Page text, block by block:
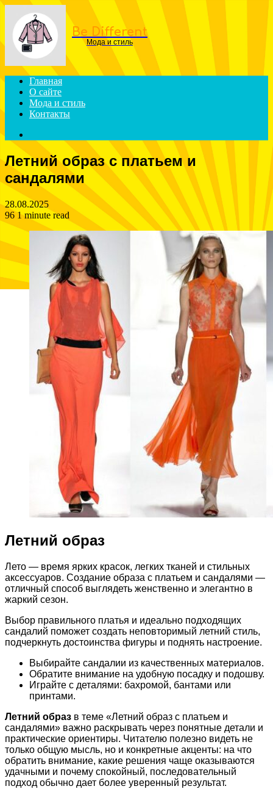
Menu
Be Different
Мода и стиль
Главная
О сайте
Мода и стиль
Контакты
for
Летний образ с платьем и
сандалями
28.08.2025
961 minute read
Летний образ
Лето — время ярких красок, легких тканей и стильных
аксессуаров. Создание образа с платьем и сандалями —
отличный способ выглядеть женственно и элегантно в
жаркий сезон.
Выбор правильного платья и идеально подходящих
сандалий поможет создать неповторимый летний стиль,
подчеркнуть достоинства фигуры и поднять настроение.
Выбирайте сандалии из качественных материалов.
Обратите внимание на удобную посадку и подошву.
Играйте с деталями: бахромой, бантами или
принтами.
Летний образ в теме «Летний образ с платьем и
сандалями» важно раскрывать через понятные детали и
практические ориентиры. Читателю полезно видеть не
только общую мысль, но и конкретные акценты: на что
обратить внимание, какие решения чаще оказываются
удачными и почему спокойный, последовательный
подход обычно дает более уверенный результат.